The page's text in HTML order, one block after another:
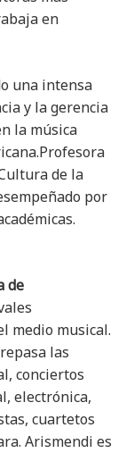
en
una intensa
y la gerencia
la música
de la
por
de
medio musical.
las
conciertos
electrónica,
cuartetos
Arismendi es